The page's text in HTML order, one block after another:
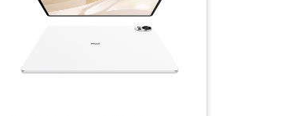
naprednejšo uporabo priporočamo